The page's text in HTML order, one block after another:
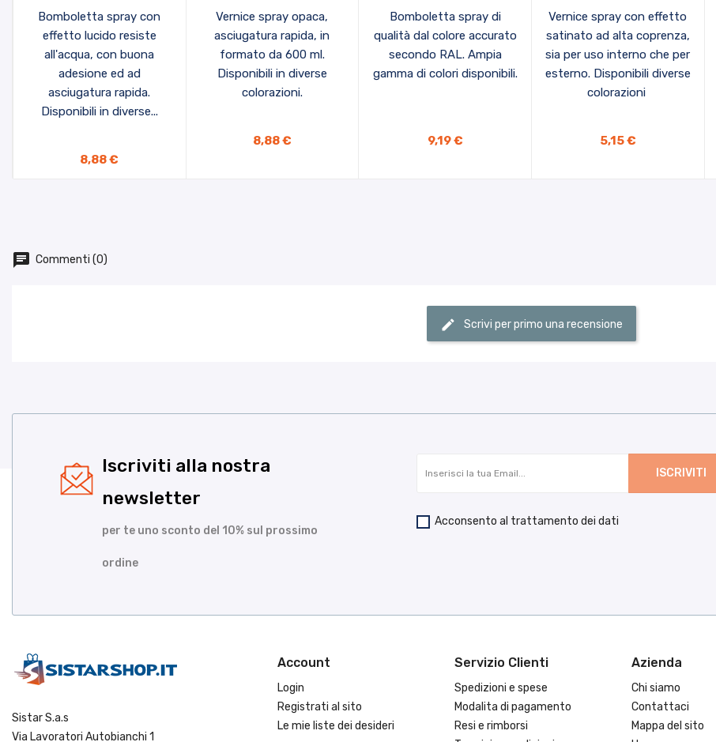
Bomboletta spray con
effetto lucido resiste
all'acqua, con buona
adesione ed ad
asciugatura rapida.
Disponibili in diverse...
8,88 €
Vernice spray opaca,
asciugatura rapida, in
formato da 600 ml.
Disponibili in diverse
colorazioni.
8,88 €
Bomboletta spray di
qualità dal colore accurato
secondo RAL. Ampia
gamma di colori disponibili.
9,19 €
Vernice spray con effetto
satinato ad alta coprenza,
sia per uso interno che per
esterno. Disponibili diverse
colorazioni
5,15 €
Commenti (0)
Scrivi per primo una recensione
Iscriviti alla nostra
newsletter
per te uno sconto del 10% sul prossimo
ordine
Acconsento al trattamento dei dati
Sistar S.a.s
Via Lavoratori Autobianchi 1
Account
Login
Registrati al sito
Le mie liste dei desideri
Servizio Clienti
Spedizioni e spese
Modalita di pagamento
Resi e rimborsi
Azienda
Chi siamo
Contattaci
Mappa del sito